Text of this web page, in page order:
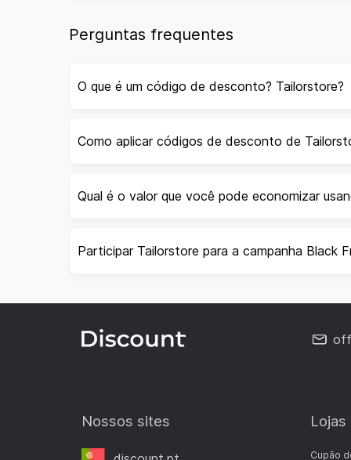
Perguntas frequentes
O que é um código de desconto? Tailorstore?
Como aplicar códigos de desconto de
Qual é o valor que você pode economizar
Participar Tailorstore para a campanha Black
Nossos sites
Cupão